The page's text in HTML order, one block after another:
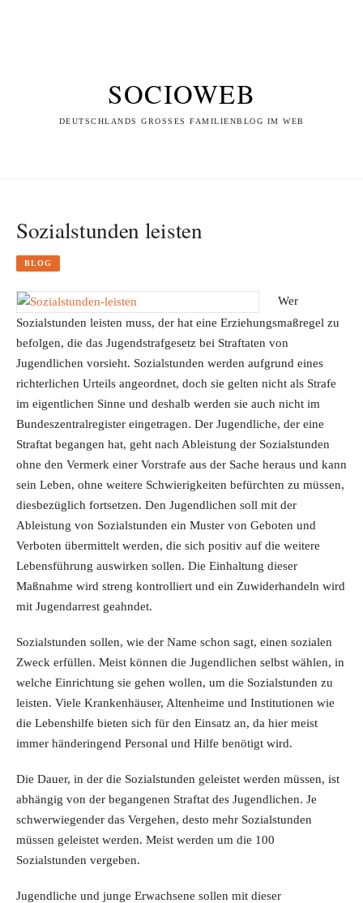
SOCIOWEB
DEUTSCHLANDS GROSSES FAMILIENBLOG IM WEB
Sozialstunden leisten
BLOG
Wer
Sozialstunden leisten muss, der hat eine Erziehungsmaßregel zu
befolgen, die das Jugendstrafgesetz bei Straftaten von
Jugendlichen vorsieht. Sozialstunden werden aufgrund eines
richterlichen Urteils angeordnet, doch sie gelten nicht als Strafe
im eigentlichen Sinne und deshalb werden sie auch nicht im
Bundeszentralregister eingetragen. Der Jugendliche, der eine
Straftat begangen hat, geht nach Ableistung der Sozialstunden
ohne den Vermerk einer Vorstrafe aus der Sache heraus und kann
sein Leben, ohne weitere Schwierigkeiten befürchten zu müssen,
diesbezüglich fortsetzen. Den Jugendlichen soll mit der
Ableistung von Sozialstunden ein Muster von Geboten und
Verboten übermittelt werden, die sich positiv auf die weitere
Lebensführung auswirken sollen. Die Einhaltung dieser
Maßnahme wird streng kontrolliert und ein Zuwiderhandeln wird
mit Jugendarrest geahndet.
Sozialstunden sollen, wie der Name schon sagt, einen sozialen
Zweck erfüllen. Meist können die Jugendlichen selbst wählen, in
welche Einrichtung sie gehen wollen, um die Sozialstunden zu
leisten. Viele Krankenhäuser, Altenheime und Institutionen wie
die Lebenshilfe bieten sich für den Einsatz an, da hier meist
immer händeringend Personal und Hilfe benötigt wird.
Die Dauer, in der die Sozialstunden geleistet werden müssen, ist
abhängig von der begangenen Straftat des Jugendlichen. Je
schwerwiegender das Vergehen, desto mehr Sozialstunden
müssen geleistet werden. Meist werden um die 100
Sozialstunden vergeben.
Jugendliche und junge Erwachsene sollen mit dieser